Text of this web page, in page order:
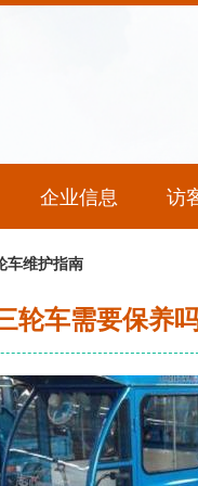
企业信息 访
车维护指南
轮车需要保养